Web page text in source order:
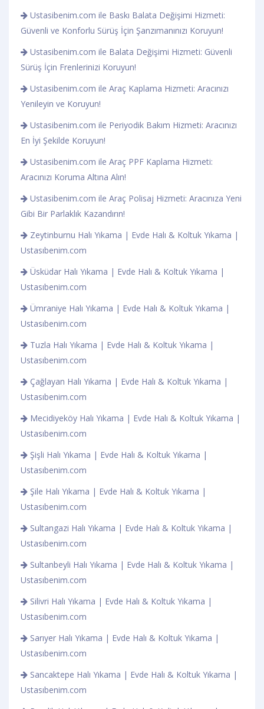
Ustasibenim.com ile Baskı Balata Değişimi Hizmeti:
Güvenli ve Konforlu Sürüş İçin Şanzımanınızı Koruyun!
Ustasibenim.com ile Balata Değişimi Hizmeti: Güvenli
Sürüş İçin Frenlerinizi Koruyun!
Ustasibenim.com ile Araç Kaplama Hizmeti: Aracınızı
Yenileyin ve Koruyun!
Ustasibenim.com ile Periyodik Bakım Hizmeti: Aracınızı
En İyi Şekilde Koruyun!
Ustasibenim.com ile Araç PPF Kaplama Hizmeti:
Aracınızı Koruma Altına Alın!
Ustasibenim.com ile Araç Polisaj Hizmeti: Aracınıza Yeni
Gibi Bir Parlaklık Kazandırın!
Zeytinburnu Halı Yıkama | Evde Halı & Koltuk Yıkama |
Ustasıbenim.com
Üsküdar Halı Yıkama | Evde Halı & Koltuk Yıkama |
Ustasıbenim.com
Ümraniye Halı Yıkama | Evde Halı & Koltuk Yıkama |
Ustasıbenim.com
Tuzla Halı Yıkama | Evde Halı & Koltuk Yıkama |
Ustasıbenim.com
Çağlayan Halı Yıkama | Evde Halı & Koltuk Yıkama |
Ustasıbenim.com
Mecidiyeköy Halı Yıkama | Evde Halı & Koltuk Yıkama |
Ustasıbenim.com
Şişli Halı Yıkama | Evde Halı & Koltuk Yıkama |
Ustasıbenim.com
Şile Halı Yıkama | Evde Halı & Koltuk Yıkama |
Ustasıbenim.com
Sultangazi Halı Yıkama | Evde Halı & Koltuk Yıkama |
Ustasıbenim.com
Sultanbeyli Halı Yıkama | Evde Halı & Koltuk Yıkama |
Ustasıbenim.com
Silivri Halı Yıkama | Evde Halı & Koltuk Yıkama |
Ustasıbenim.com
Sarıyer Halı Yıkama | Evde Halı & Koltuk Yıkama |
Ustasıbenim.com
Sancaktepe Halı Yıkama | Evde Halı & Koltuk Yıkama |
Ustasıbenim.com